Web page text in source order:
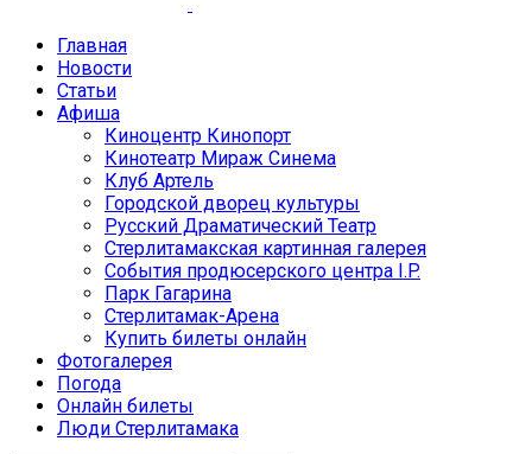
Главная
Новости
Статьи
Афиша
Киноцентр Кинопорт
Кинотеатр Мираж Синема
Клуб Артель
Городской дворец культуры
Русский Драматический Театр
Стерлитамакская картинная галерея
События продюсерского центра I.P.
Парк Гагарина
Стерлитамак-Арена
Купить билеты онлайн
Фотогалерея
Погода
Онлайн билеты
Люди Стерлитамака